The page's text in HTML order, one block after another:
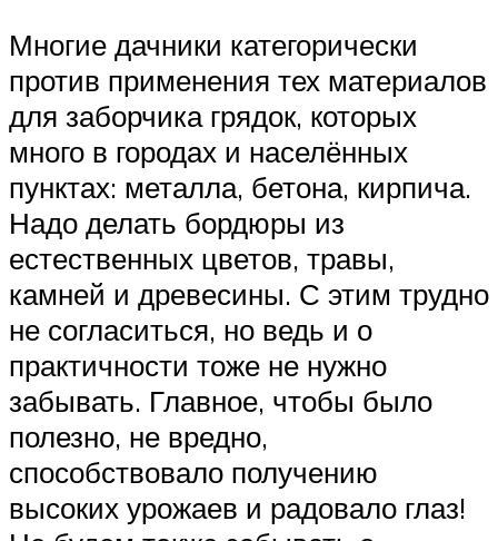
Многие дачники категорически
против применения тех материалов
для заборчика грядок, которых
много в городах и населённых
пунктах: металла, бетона, кирпича.
Надо делать бордюры из
естественных цветов, травы,
камней и древесины. С этим трудно
не согласиться, но ведь и о
практичности тоже не нужно
забывать. Главное, чтобы было
полезно, не вредно,
способствовало получению
высоких урожаев и радовало глаз!